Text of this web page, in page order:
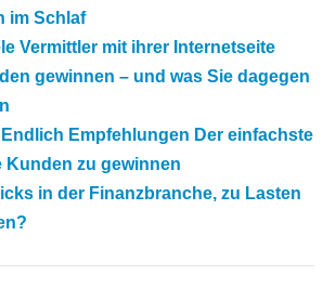
im Schlaf
Vermittler mit ihrer Internetseite
gewinnen – und was Sie dagegen
Empfehlungen Der einfachste
Kunden zu gewinnen
in der Finanzbranche, zu Lasten